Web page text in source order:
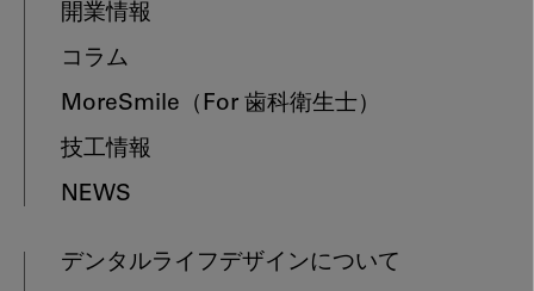
開業情報
コラム
MoreSmile （For 歯科衛生士）
技工情報
NEWS
デンタルライフデザインについて